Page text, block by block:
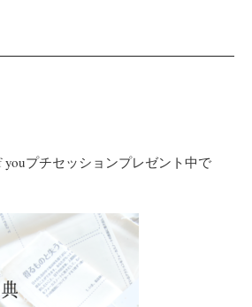
youプチセッションプレゼント中で